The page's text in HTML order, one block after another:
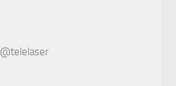
@telelaser